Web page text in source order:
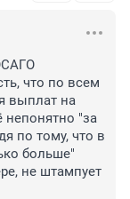
что по всем
выплат на
непонятно "за
по тому, что в
больше"
не штампует